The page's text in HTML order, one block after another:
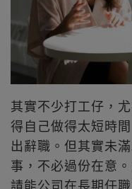
其實不少打工仔，
得自己做得太短時
出辭職。但其實未
事，不必過份在意